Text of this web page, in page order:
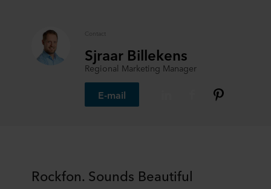
Contact
Sjraar Billekens
Regional Marketing Manager
E-mail
Rockfon. Sounds Beautiful